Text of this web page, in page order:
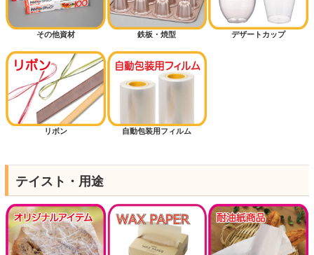
その他資材 鉄板・焼型 デザートカップ
リボン 自動包装用フィルム
テイスト・用途